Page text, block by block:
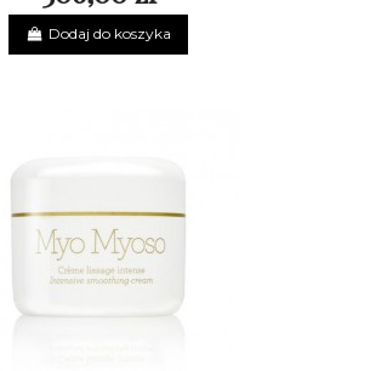
Dodaj do koszyka